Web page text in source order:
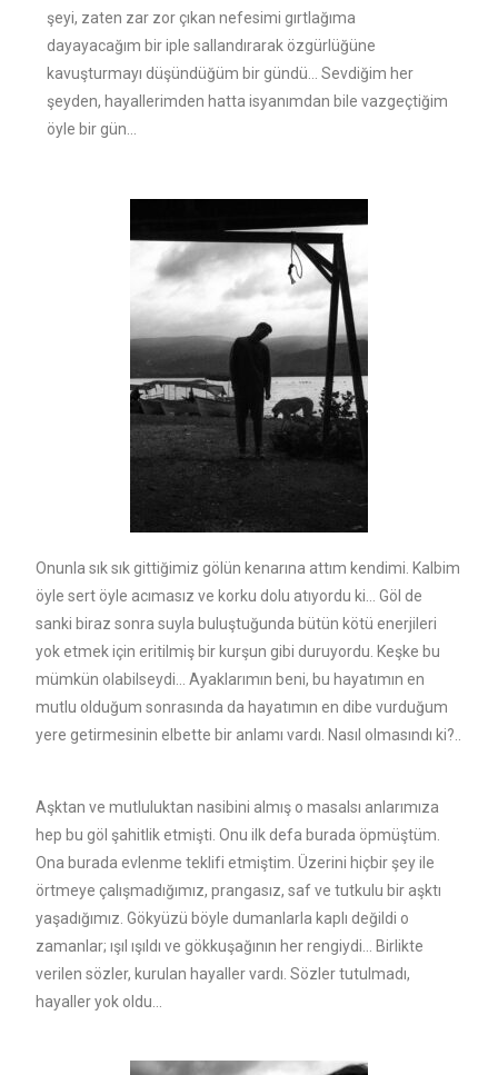
şeyi, zaten zar zor çıkan nefesimi gırtlağıma
dayayacağım bir iple sallandırarak özgürlüğüne
kavuşturmayı düşündüğüm bir gündü… Sevdiğim her
şeyden, hayallerimden hatta isyanımdan bile vazgeçtiğim
öyle bir gün…
Onunla sık sık gittiğimiz gölün kenarına attım kendimi. Kalbim
öyle sert öyle acımasız ve korku dolu atıyordu ki… Göl de
sanki biraz sonra suyla buluştuğunda bütün kötü enerjileri
yok etmek için eritilmiş bir kurşun gibi duruyordu. Keşke bu
mümkün olabilseydi… Ayaklarımın beni, bu hayatımın en
mutlu olduğum sonrasında da hayatımın en dibe vurduğum
yere getirmesinin elbette bir anlamı vardı. Nasıl olmasındı ki?..
Aşktan ve mutluluktan nasibini almış o masalsı anlarımıza
hep bu göl şahitlik etmişti. Onu ilk defa burada öpmüştüm.
Ona burada evlenme teklifi etmiştim. Üzerini hiçbir şey ile
örtmeye çalışmadığımız, prangasız, saf ve tutkulu bir aşktı
yaşadığımız. Gökyüzü böyle dumanlarla kaplı değildi o
zamanlar; ışıl ışıldı ve gökkuşağının her rengiydi… Birlikte
verilen sözler, kurulan hayaller vardı. Sözler tutulmadı,
hayaller yok oldu…